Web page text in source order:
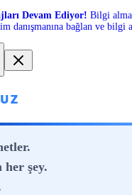
Devam Ediyor! Bilgi
danışmanına bağlan ve bilgi
her şey.